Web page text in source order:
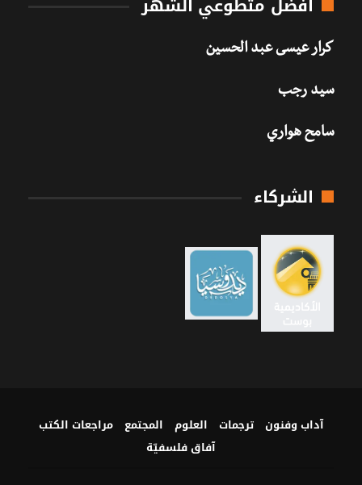
كرار عيسى عبد الحسين
سيد رجب
سامح هواري
الشركاء
آداب وفنون ترجمات العلوم المجتمع
مراجعات الكتب
آفاق فلسفيّة‎